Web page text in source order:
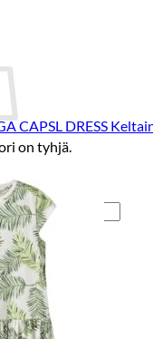
on tyhjä.
kauppaan
CAPSL DRESS